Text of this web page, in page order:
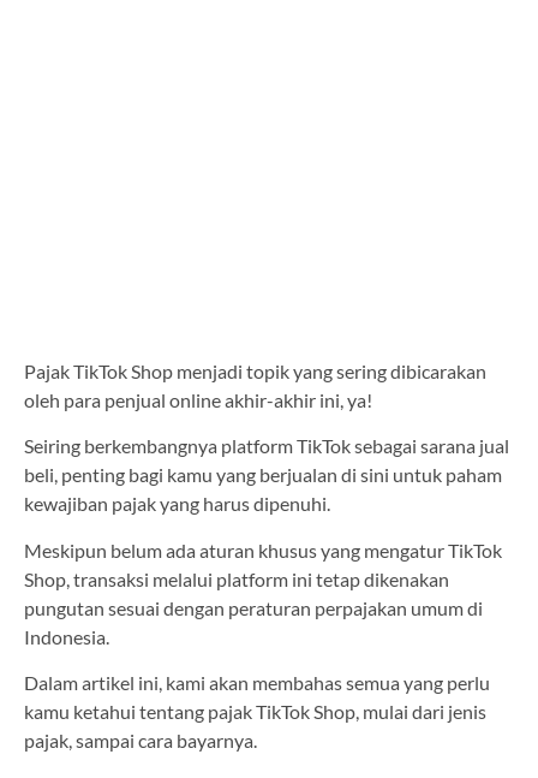
Pajak TikTok Shop menjadi topik yang sering dibicarakan
oleh para penjual online akhir-akhir ini, ya!
Seiring berkembangnya platform TikTok sebagai sarana jual
beli, penting bagi kamu yang berjualan di sini untuk paham
kewajiban pajak yang harus dipenuhi.
Meskipun belum ada aturan khusus yang mengatur TikTok
Shop, transaksi melalui platform ini tetap dikenakan
pungutan sesuai dengan peraturan perpajakan umum di
Indonesia.
Dalam artikel ini, kami akan membahas semua yang perlu
kamu ketahui tentang pajak TikTok Shop, mulai dari jenis
pajak, sampai cara bayarnya.